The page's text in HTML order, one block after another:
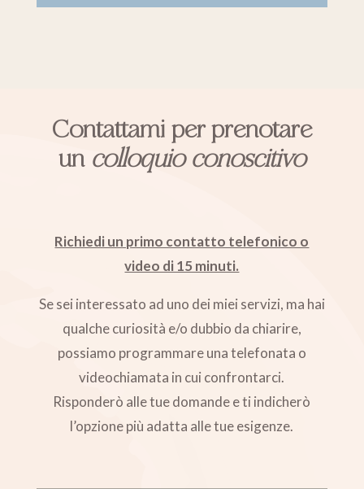
Contattami per prenotare
uncolloquio conoscitivo
Richiedi un primo contatto telefonico o
video di 15 minuti.
Se sei interessato ad uno dei miei servizi, ma hai
qualche curiosità e/o dubbio da chiarire,
possiamo programmare una telefonata o
videochiamata in cui confrontarci.
Risponderò alle tue domande e ti indicherò
l’opzione più adatta alle tue esigenze.